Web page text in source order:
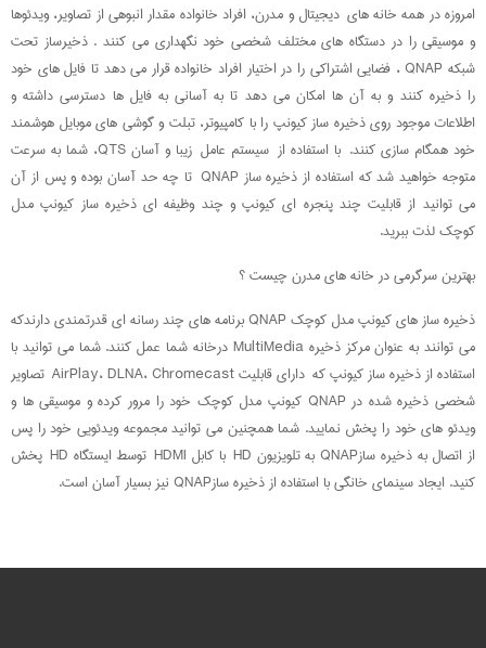
امروزه در همه خانه های دیجیتال و مدرن، افراد خانواده مقدار انبوهی از تصاویر، ویدئوها
و موسیقی را در دستگاه های مختلف شخصی خود نگهداری می کنند . ذخیرساز تحت
شبکه QNAP ، فضایی اشتراکی را در اختیار افراد خانواده قرار می دهد تا فایل های خود
را ذخیره کنند و به آن ها امکان می دهد تا به آسانی به فایل ها دسترسی داشته و
اطلاعات موجود روی ذخیره ساز کیونپ را با کامپیوتر، تبلت و گوشی های موبایل هوشمند
خود همگام سازی کنند. با استفاده از سیستم عامل زیبا و آسان QTS، شما به سرعت
متوجه خواهید شد که استفاده از ذخیره ساز QNAP تا چه حد آسان بوده و پس از آن
می توانید از قابلیت چند پنجره ای کیونپ و چند وظیفه ای ذخیره ساز کیونپ مدل
کوچک لذت ببرید.
بهترین سرگرمی در خانه های مدرن چیست ؟
ذخیره ساز های کیونپ مدل کوچک QNAP برنامه های چند رسانه ای قدرتمندی دارندکه
می توانند به عنوان مرکز ذخیره MultiMedia درخانه شما عمل کنند. شما می توانید با
استفاده از ذخیره ساز کیونپ که دارای قابلیت AirPlay، DLNA، Chromecast تصاویر
شخصی ذخیره شده در QNAP کیونپ مدل کوچک خود را مرور کرده و موسیقی ها و
ویدئو های خود را پخش نمایید. شما همچنین می توانید مجموعه ویدئویی خود را پس
از اتصال به ذخیره سازQNAP به تلویزیون HD با کابل HDMI توسط ایستگاه HD پخش
کنید. ایجاد سینمای خانگی با استفاده از ذخیره سازQNAP نیز بسیار آسان است.